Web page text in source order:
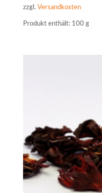
zzgl. Versandkosten
Produkt enthält: 100 g